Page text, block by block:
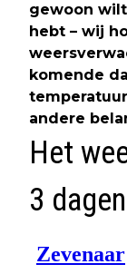
gewoon
hebt – wij
komende
andere
Het
3 dagen